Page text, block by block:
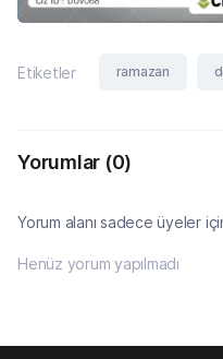
Etiketler ramazan
Yorumlar (0)
Yorum alanı sadece üyeler
Henüz yorum yapılmadı